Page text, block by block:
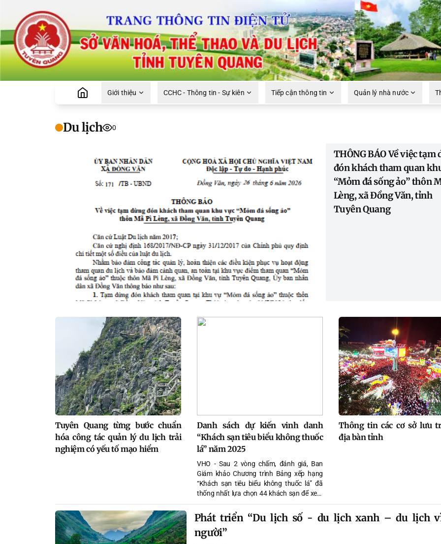
Giới thiệu CCHC - Thông tin - Sự kiên Tiếp cận thông tin Quản lý nhà nước
Du lịch 0
THÔNG BÁO Về việc tạm
đón khách tham quan
“Mỏm đá sống ảo” thôn
Lèng, xã Đồng Văn, tỉnh
Tuyên Quang
Tuyên Quang từng bước chuẩn
hóa công tác quản lý du lịch trải
nghiệm có yếu tố mạo hiểm
Danh sách dự kiến vinh danh
“Khách sạn tiêu biểu không thuốc
lá” năm 2025
VHO - Sau 2 vòng chấm, đánh giá, Ban
Giám khảo Chương trình Bảng xếp hạng
“Khách sạn tiêu biểu không thuốc lá” đã
thống nhất lựa chọn 44 khách sạn để xem
xét, vinh danh.
Thông tin các cơ sở lưu
địa bàn tỉnh
Phát triển “Du lịch số - du lịch xanh – du lịch
người”